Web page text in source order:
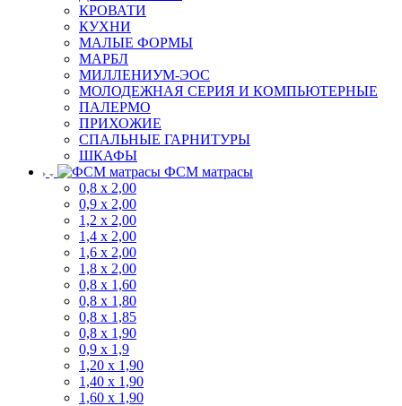
КРОВАТИ
КУХНИ
МАЛЫЕ ФОРМЫ
МАРБЛ
МИЛЛЕНИУМ-ЭОС
МОЛОДЕЖНАЯ СЕРИЯ И КОМПЬЮТЕРНЫЕ
ПАЛЕРМО
ПРИХОЖИЕ
СПАЛЬНЫЕ ГАРНИТУРЫ
ШКАФЫ
ФСМ матрасы
0,8 х 2,00
0,9 х 2,00
1,2 х 2,00
1,4 х 2,00
1,6 х 2,00
1,8 х 2,00
0,8 х 1,60
0,8 х 1,80
0,8 х 1,85
0,8 х 1,90
0,9 х 1,9
1,20 х 1,90
1,40 х 1,90
1,60 х 1,90